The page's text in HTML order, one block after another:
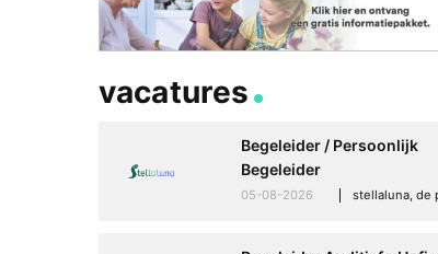
vacatures
Begeleider / Persoonlijk
Begeleider
05-08-2026